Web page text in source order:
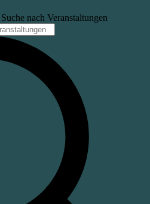
nach Veranstaltungen